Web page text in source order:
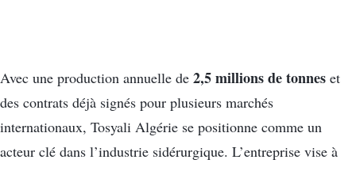
Avec une production annuelle de 2,5 millions de tonnes et
des contrats déjà signés pour plusieurs marchés
internationaux, Tosyali Algérie se positionne comme un
acteur clé dans l’industrie sidérurgique. L’entreprise vise à